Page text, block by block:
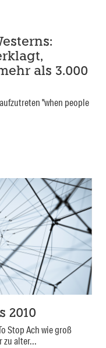
als 3.000
"when people
2010
Stop Ach wie groß
zu alter...